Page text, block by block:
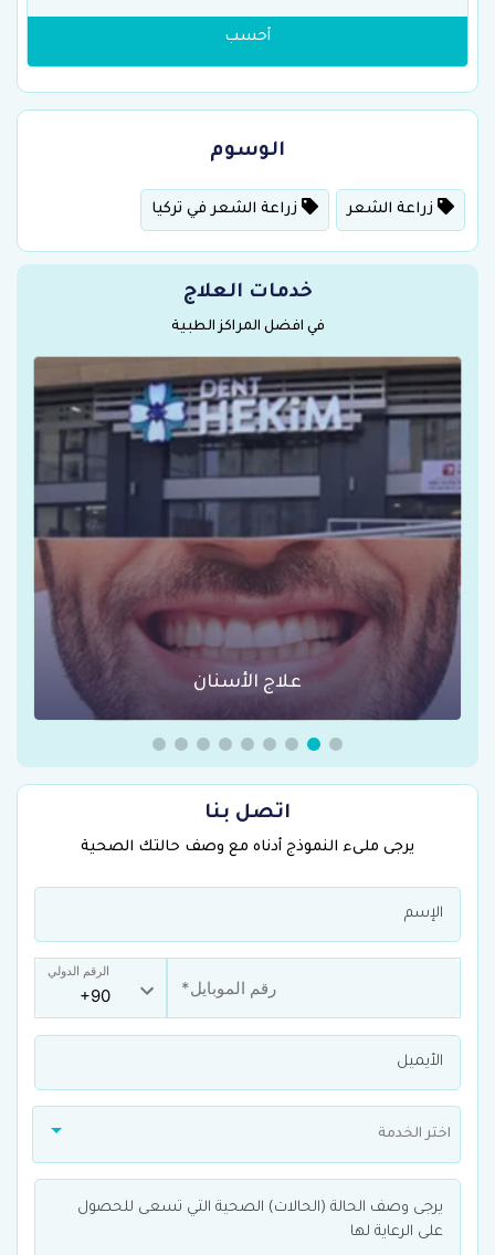
أحسب
الوسوم
زراعة الشعر زراعة الشعر في تركيا
خدمات العلاج
في افضل المراكز الطبية
عمليات السمنة في تركيا
اتصل بنا
يرجى ملىء النموذج أدناه مع وصف حالتك الصحية
الرقم الدولي
اختر الخدمة